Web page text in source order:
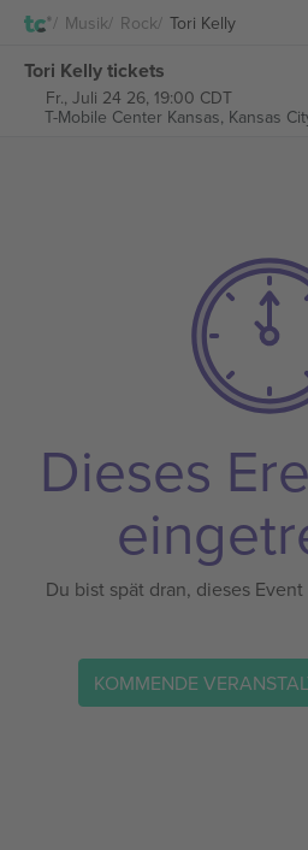
Musik Rock Tori Kelly
Tori Kelly tickets
Fr., Juli 24 26, 19:00 CDT
T-Mobile Center Kansas, Kansas
Dieses
Du bist spät dran, dieses
KOMMENDE